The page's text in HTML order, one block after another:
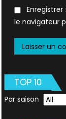
le navigateur
TOP 10
Par saison